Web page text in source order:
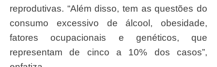
reprodutivas. “Além disso, tem as questões do
consumo excessivo de álcool, obesidade,
fatores ocupacionais e genéticos, que
representam de cinco a 10% dos casos”,